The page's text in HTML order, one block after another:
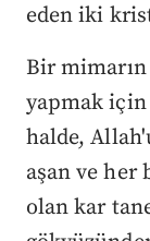
eden iki
Bir
yapmak için
halde,
aşan ve
olan kar